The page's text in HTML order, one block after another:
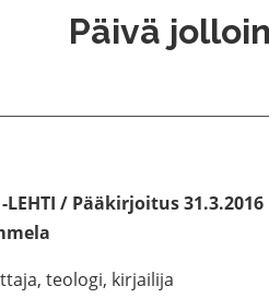
Päivä
-LEHTI / Pääkirjoitus 31.3.2016
teologi, kirjailija